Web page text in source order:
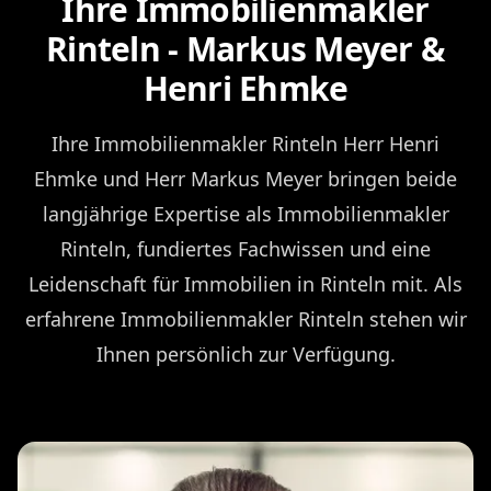
Rinteln - Markus Meyer &
Henri Ehmke
Ihre Immobilienmakler Rinteln Herr Henri
Ehmke und Herr Markus Meyer bringen beide
langjährige Expertise als Immobilienmakler
Rinteln, fundiertes Fachwissen und eine
Leidenschaft für Immobilien in Rinteln mit. Als
erfahrene Immobilienmakler Rinteln stehen wir
Ihnen persönlich zur Verfügung.